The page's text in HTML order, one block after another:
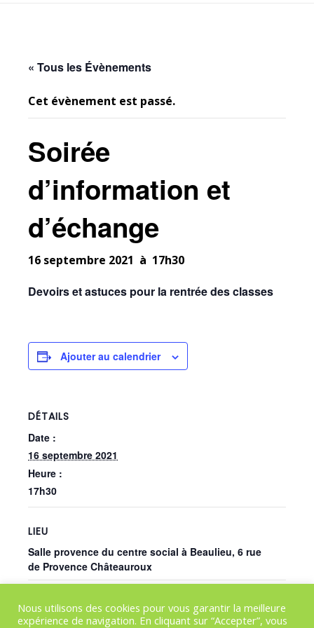
« Tous les Évènements
Cet évènement est passé.
Soirée
d’information et
d’échange
16 septembre 2021 à 17h30
Devoirs et astuces pour la rentrée des classes
Ajouter au calendrier
DÉTAILS
Date :
16 septembre 2021
Heure :
17h30
LIEU
Salle provence du centre social à Beaulieu, 6 rue
de Provence Châteauroux
On purge bébé – Les Enfants du
Tonnerre
Brassens
Nous utilisons des cookies pour vous garantir la meilleure
expérience de navigation. En cliquant sur “Accepter”, vous